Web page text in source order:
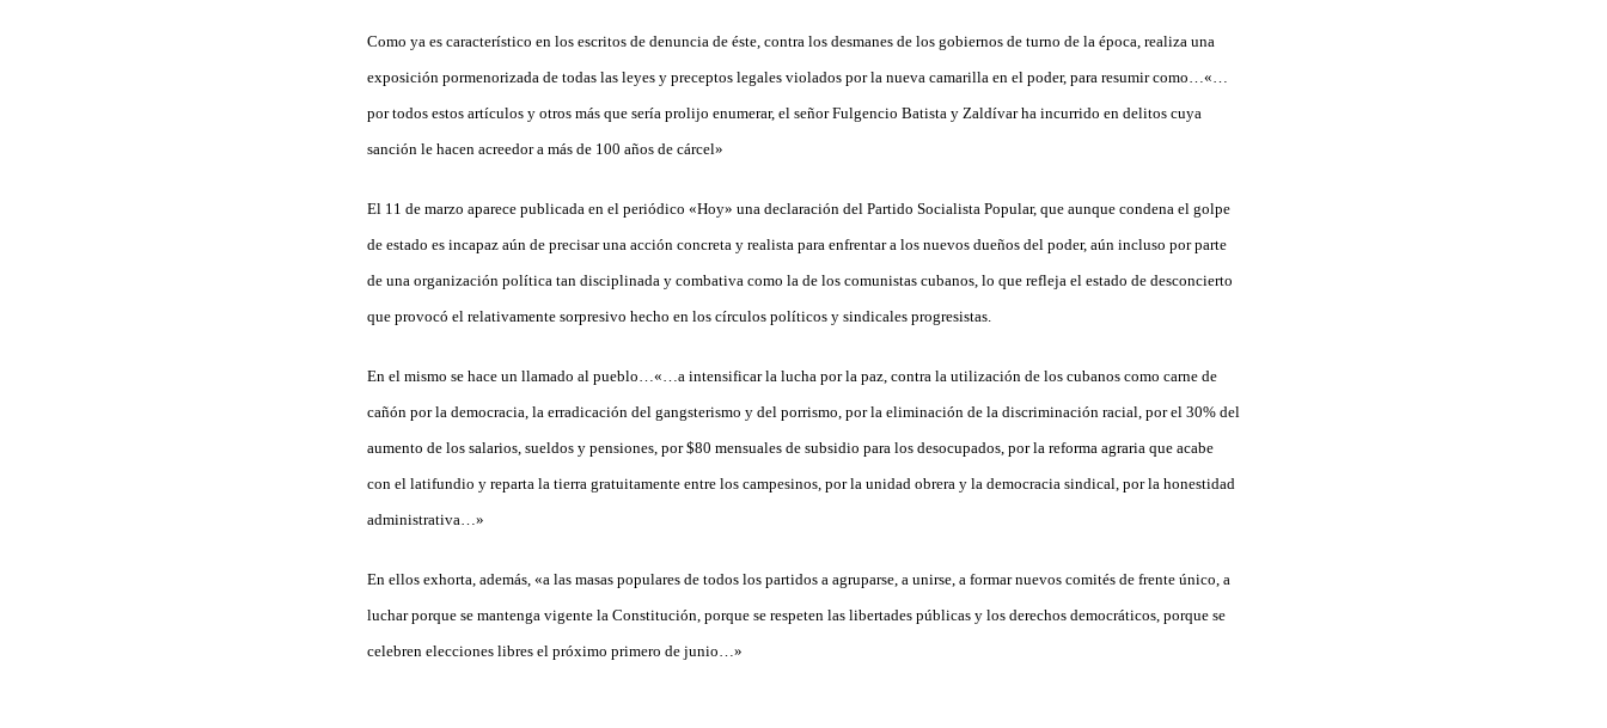
Como ya es característico en los escritos de denuncia de éste, contra los desmanes de los gobiernos de turno de la época, realiza una
exposición pormenorizada de todas las leyes y preceptos legales violados por la nueva camarilla en el poder, para resumir como…«…
por todos estos artículos y otros más que sería prolijo enumerar, el señor Fulgencio Batista y Zaldívar ha incurrido en delitos cuya
sanción le hacen acreedor a más de 100 años de cárcel»
El 11 de marzo aparece publicada en el periódico «Hoy» una declaración del Partido Socialista Popular, que aunque condena el golpe
de estado es incapaz aún de precisar una acción concreta y realista para enfrentar a los nuevos dueños del poder, aún incluso por parte
de una organización política tan disciplinada y combativa como la de los comunistas cubanos, lo que refleja el estado de desconcierto
que provocó el relativamente sorpresivo hecho en los círculos políticos y sindicales progresistas.
En el mismo se hace un llamado al pueblo…«…a intensificar la lucha por la paz, contra la utilización de los cubanos como carne de
cañón por la democracia, la erradicación del gangsterismo y del porrismo, por la eliminación de la discriminación racial, por el 30% del
aumento de los salarios, sueldos y pensiones, por $80 mensuales de subsidio para los desocupados, por la reforma agraria que acabe
con el latifundio y reparta la tierra gratuitamente entre los campesinos, por la unidad obrera y la democracia sindical, por la honestidad
administrativa…»
En ellos exhorta, además, «a las masas populares de todos los partidos a agruparse, a unirse, a formar nuevos comités de frente único, a
luchar porque se mantenga vigente la Constitución, porque se respeten las libertades públicas y los derechos democráticos, porque se
celebren elecciones libres el próximo primero de junio…»